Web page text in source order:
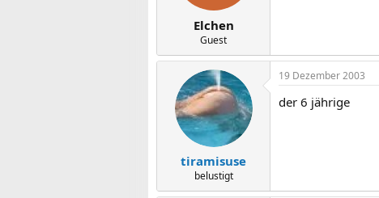
Elchen
Guest
tiramisuse
belustigt
19 Dezember 2003
der 6 jährige